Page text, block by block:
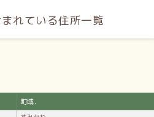
が運行／北都交通／新千歳空港
道／定山渓鉄道線（廃止）／澄
学校（澄川5-4）／札幌市立澄
れている住所一覧
町域.